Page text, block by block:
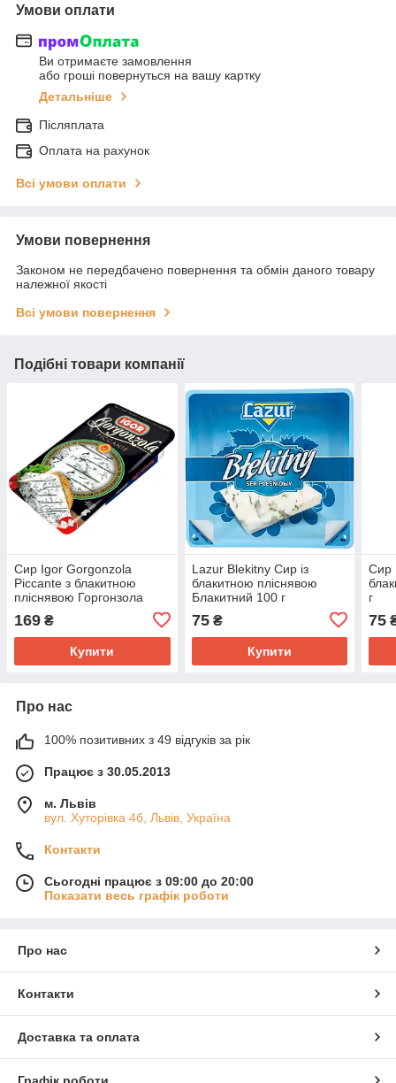
Умови оплати
Ви отримаєте замовлення
або гроші повернуться на вашу картку
Детальніше
Післяплата
Оплата на рахунок
Всі умови оплати
Умови повернення
Законом не передбачено повернення та обмін даного товару
належної якості
Всі умови повернення
Подібні товари компанії
Сир Igor Gorgonzola
Piccante з блакитною
пліснявою Горгонзола
169 ₴
Купити
Lazur Blekitny Сир із
блакитною пліснявою
Блакитний 100 г
75₴
Купити
Сир
г
75
Про нас
100% позитивних з 49 відгуків за рік
Працює з 30.05.2013
м. Львів
вул. Хуторівка 4б, Львів, Україна
Контакти
Сьогодні працює з 09:00 до 20:00
Показати весь графік роботи
Про нас
Контакти
Доставка та оплата